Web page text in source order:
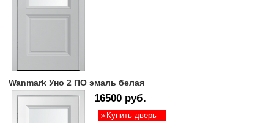
Wanmark Уно 2 ПО эмаль белая
16500 руб.
Купить дверь